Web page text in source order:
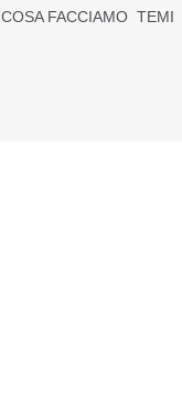
COSA FACCIAMO TEMI